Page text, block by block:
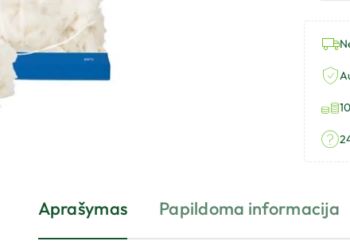
Aprašymas Papildoma informacija